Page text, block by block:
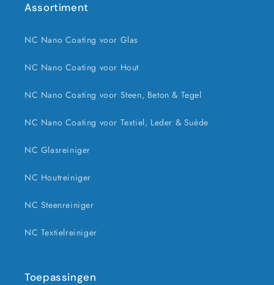
Assortiment
NC Nano Coating voor Glas
NC Nano Coating voor Hout
NC Nano Coating voor Steen, Beton & Tegel
NC Nano Coating voor Textiel, Leder & Suède
NC Glasreiniger
NC Houtreiniger
NC Steenreiniger
NC Textielreiniger
Toepassingen